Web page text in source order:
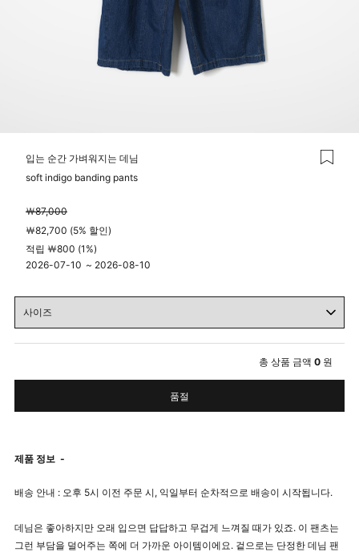
입는 순간 가벼워지는 데님
soft indigo banding pants
￦87,000
￦82,700 (5% 할인)
적립 ￦800 (1%)
2026-07-10 ~ 2026-08-10
총 상품 금액 0 원
품절
제품 정보 -
배송 안내 : 오후 5시 이전 주문 시, 익일부터 순차적으로 배송이 시작됩니다.
데님은 좋아하지만 오래 입으면 답답하고 무겁게 느껴질 때가 있죠. 이 팬츠는
그런 부담을 덜어주는 쪽에 더 가까운 아이템이에요. 겉으로는 단정한 데님 팬